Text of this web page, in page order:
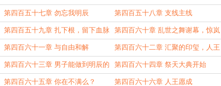
第四百五十七章 勿忘我明辰 第四百五十八章 支线主线
第四百五十九章 扎下根，留下血脉 第四百六十章 乱世之舞谢幕，惊岚
来
第四百六十一章 与自由和解 第四百六十二章 汇聚的印玺，人王
的器量
第四百六十三章 男子能做到明辰的
地步，也算是走到极致了
第四百六十四章 祭天大典开始
第四百六十五章 你在不满么？ 第四百六十六章 人王愿成